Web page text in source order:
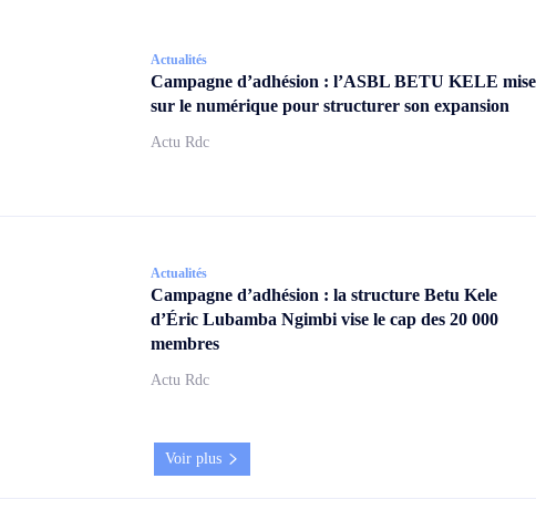
Actualités
Campagne d’adhésion : l’ASBL BETU KELE mise
sur le numérique pour structurer son expansion
Actu Rdc
Actualités
Campagne d’adhésion : la structure Betu Kele
d’Éric Lubamba Ngimbi vise le cap des 20 000
membres
Actu Rdc
Voir plus